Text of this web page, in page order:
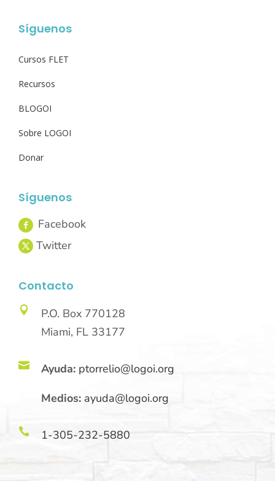
Síguenos
Cursos FLET
Recursos
BLOGOI
Sobre LOGOI
Donar
Síguenos
Contacto

P.O. Box 770128
Miami, FL 33177
 Ayuda: ptorrelio@logoi.org
Medios: ayuda@logoi.org
 1-305-232-5880